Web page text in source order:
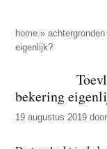
p
d
z
e
i
n
n
d
home »achtergronden
eigenlijk?
bekering
19 augustus 2019 door